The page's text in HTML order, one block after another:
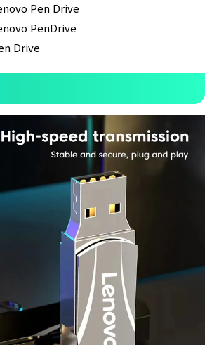
Pen Drive
PenDrive
Drive